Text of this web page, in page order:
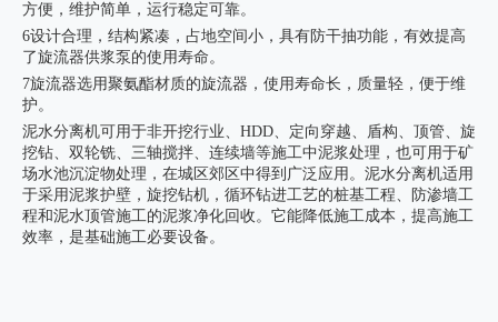
方便，维护简单，运行稳定可靠。
6设计合理，结构紧凑，占地空间小，具有防干抽功能，有效提高
了旋流器供浆泵的使用寿命。
7旋流器选用聚氨酯材质的旋流器，使用寿命长，质量轻，便于维
护。
泥水分离机可用于非开挖行业、HDD、定向穿越、盾构、顶管、旋
挖钻、双轮铣、三轴搅拌、连续墙等施工中泥浆处理，也可用于矿
场水池沉淀物处理，在城区郊区中得到广泛应用。泥水分离机适用
于采用泥浆护壁，旋挖钻机，循环钻进工艺的桩基工程、防渗墙工
程和泥水顶管施工的泥浆净化回收。它能降低施工成本，提高施工
效率，是基础施工必要设备。